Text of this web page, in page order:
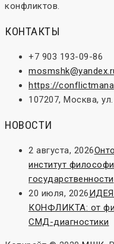
конфликтов.
КОНТАКТЫ
+7 903 193-09-86
https://
107207, Москва,
НОВОСТИ
2 августа, 2026
институт
государственности
20 июля, 2026
КОНФЛИКТА: от
СМД-диагностики